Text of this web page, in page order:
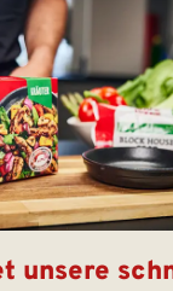
unsere